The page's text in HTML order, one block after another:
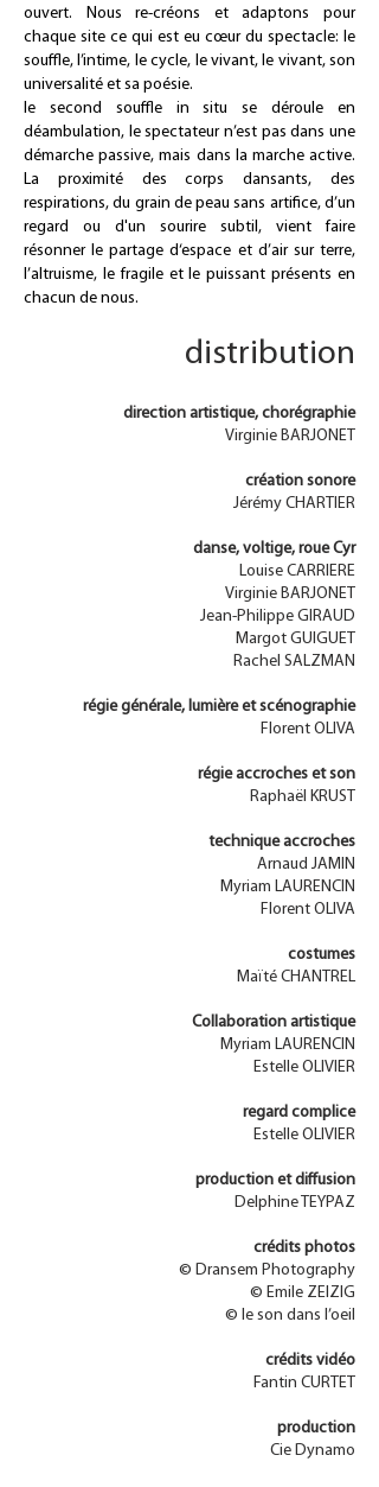
ouvert. Nous re-créons et adaptons pour
chaque site ce qui est eu cœur du spectacle: le
souffle, l’intime, le cycle, le vivant, le vivant, son
universalité et sa poésie.
le second souffle in situ se déroule en
déambulation, le spectateur n’est pas dans une
démarche passive, mais dans la marche active.
La proximité des corps dansants, des
respirations, du grain de peau sans artifice, d’un
regard ou d'un sourire subtil, vient faire
résonner le partage d‘espace et d’air sur terre,
l’altruisme, le fragile et le puissant présents en
chacun de nous.
distribution
direction artistique, chorégraphie
Virginie BARJONET
création sonore
Jérémy CHARTIER
danse, voltige, roue Cyr
Louise CARRIERE
Virginie BARJONET
Jean-Philippe GIRAUD
Margot GUIGUET
Rachel SALZMAN
régie générale, lumière et scénographie
Florent OLIVA
régie accroches et son
Raphaël KRUST
technique accroches
Arnaud JAMIN
Myriam LAURENCIN
Florent OLIVA
costumes
Maïté CHANTREL
Collaboration artistique
Myriam LAURENCIN
Estelle OLIVIER
regard complice
Estelle OLIVIER
production et diffusion
Delphine TEYPAZ
crédits photos
© Dransem Photography
© Emile ZEIZIG
© le son dans l’oeil
crédits vidéo
Fantin CURTET
production
Cie Dynamo